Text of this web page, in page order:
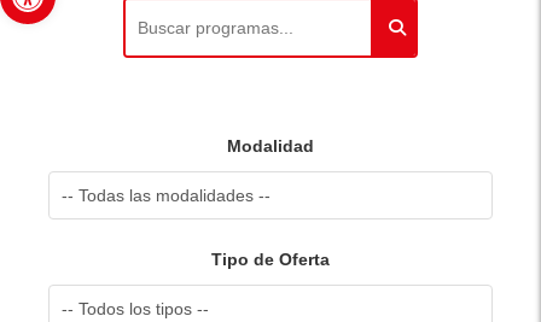
Modalidad
Tipo de Oferta